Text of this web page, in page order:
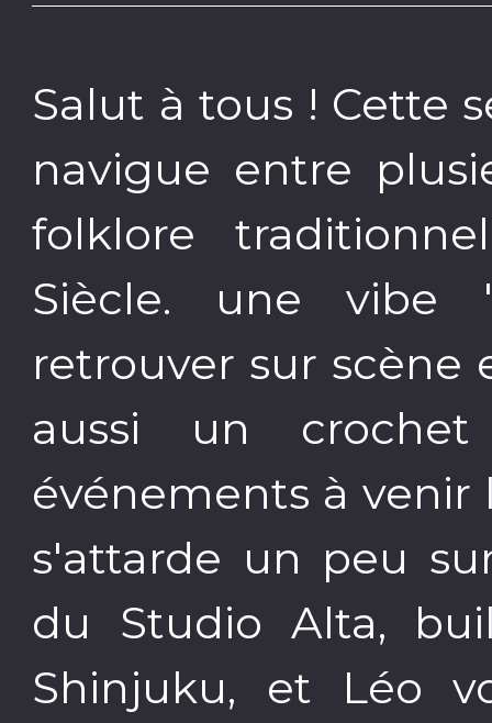
Salut à tous ! Cette
navigue entre
folklore
Siècle. une vibe
retrouver sur scène
aussi un
événements à venir
s'attarde un peu
du Studio Alta,
Shinjuku, et Léo